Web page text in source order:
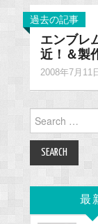
過去の記事
エンブレ
近！＆製
2008年7月11
Search
for:
最